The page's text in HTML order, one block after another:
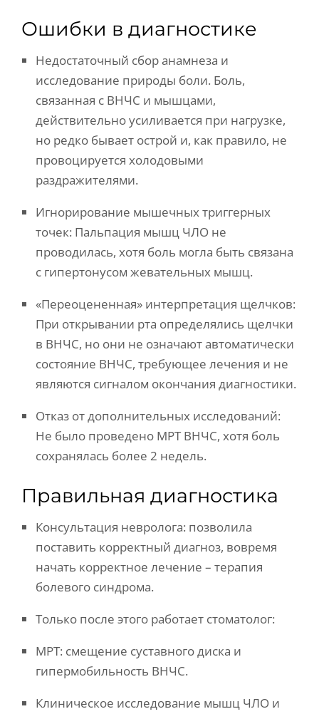
Ошибки в диагностике
Недостаточный сбор анамнеза и
исследование природы боли. Боль,
связанная с ВНЧС и мышцами,
действительно усиливается при нагрузке,
но редко бывает острой и, как правило, не
провоцируется холодовыми
раздражителями.
Игнорирование мышечных триггерных
точек: Пальпация мышц ЧЛО не
проводилась, хотя боль могла быть связана
с гипертонусом жевательных мышц.
«Переоцененная» интерпретация щелчков:
При открывании рта определялись щелчки
в ВНЧС, но они не означают автоматически
состояние ВНЧС, требующее лечения и не
являются сигналом окончания диагностики.
Отказ от дополнительных исследований:
Не было проведено МРТ ВНЧС, хотя боль
сохранялась более 2 недель.
Правильная диагностика
Консультация невролога: позволила
поставить корректный диагноз, вовремя
начать корректное лечение – терапия
болевого синдрома.
Только после этого работает стоматолог:
МРТ: смещение суставного диска и
гипермобильность ВНЧС.
Клиническое исследование мышц ЧЛО и